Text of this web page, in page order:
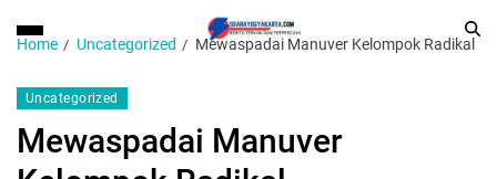
Home Uncategorized Mewaspadai Manuver Kelompok Radikal
Uncategorized
Mewaspadai Manuver